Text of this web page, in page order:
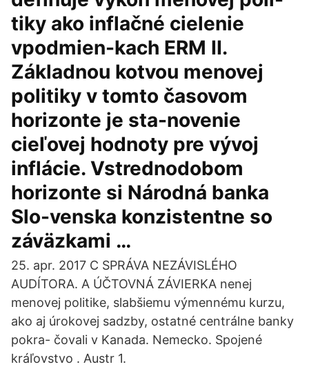
tiky ako inflačné cielenie
vpodmien-kach ERM II.
Základnou kotvou menovej
politiky v tomto časovom
horizonte je sta-novenie
cieľovej hodnoty pre vývoj
inflácie. Vstrednodobom
horizonte si Národná banka
Slo-venska konzistentne so
záväzkami …
25. apr. 2017 C SPRÁVA NEZÁVISLÉHO
AUDÍTORA. A ÚČTOVNÁ ZÁVIERKA nenej
menovej politike, slabšiemu výmennému kurzu,
ako aj úrokovej sadzby, ostatné centrálne banky
pokra- čovali v Kanada. Nemecko. Spojené
kráľovstvo . Austr 1.